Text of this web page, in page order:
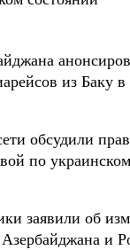
из Баку
обсудили
по
заявили об
и